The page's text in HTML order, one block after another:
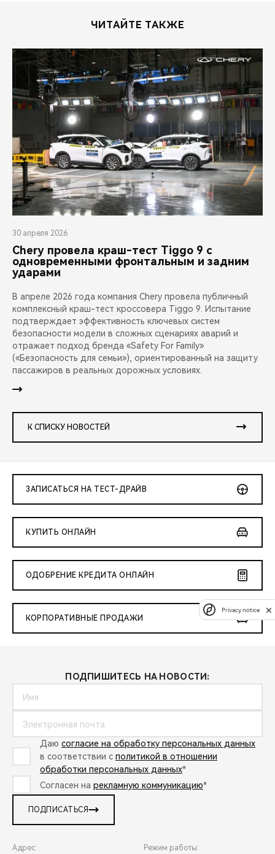
ЧИТАЙТЕ ТАКЖЕ
30 апреля 2026
Chery провела краш-тест Tiggo 9 с
одновременными фронтальным и задним
ударами
В апреле 2026 года компания Chery провела публичный
комплексный краш-тест кроссовера Tiggo 9. Испытание
подтверждает эффективность ключевых систем
безопасности модели в сложных сценариях аварий и
отражает подход бренда «Safety For Family»
(«Безопасность для семьи»), ориентированный на защиту
пассажиров в реальных дорожных условиях.
К СПИСКУ НОВОСТЕЙ
ЗАПИСАТЬСЯ НА ТЕСТ-ДРАЙВ
КУПИТЬ ОНЛАЙН
ОДОБРЕНИЕ КРЕДИТА ОНЛАЙН
КОРПОРАТИВНЫЕ ПРОДАЖИ
ПОДПИШИТЕСЬ НА НОВОСТИ:
Даю согласие на обработку персональных данных
в соответствии с политикой в отношении
обработки персональных данных*
Согласен на рекламную коммуникацию*
ПОДПИСАТЬСЯ
Адрес: Режим работы:
Privacy notice